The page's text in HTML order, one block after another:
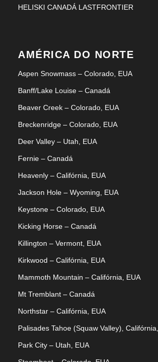
HELISKI CANADÁ LASTFRONTIER
AMÉRICA DO NORTE
Aspen Snowmass – Colorado, EUA
Banff/Lake Louise – Canadá
Beaver Creek – Colorado, EUA
Breckenridge – Colorado, EUA
Deer Valley – Utah, EUA
Fernie – Canadá
Heavenly – Califórnia, EUA
Jackson Hole – Wyoming, EUA
Keystone – Colorado, EUA
Kicking Horse – Canadá
Killington – Vermont, EUA
Kirkwood – Califórnia, EUA
Mammoth Mountain – Califórnia, EUA
Mt Tremblant – Canadá
Northstar – Califórnia, EUA
Palisades Tahoe (Squaw Valley),
Park City – Utah, EUA